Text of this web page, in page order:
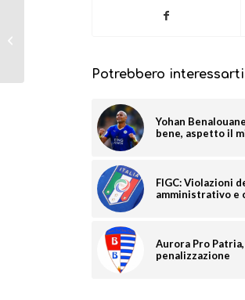
Potrebbero interessarti
Yohan
bene, aspetto il
FIGC: Violazioni
amministrativo e
Aurora Pro
penalizzazione
dovrebbe essere...